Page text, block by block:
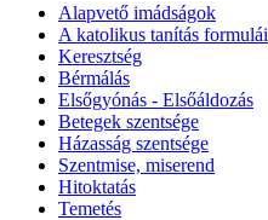
Alapvető imádságok
A katolikus tanítás formulái
Keresztség
Bérmálás
Elsőgyónás - Elsőáldozás
Betegek szentsége
Házasság szentsége
Szentmise, miserend
Hitoktatás
Temetés